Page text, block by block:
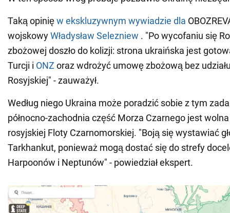
Taką opinięw ekskluzywnym wywiadzie dla
wojskowyWładysław Selezniew . "Po wycofaniu się
zbożowej doszło do kolizji: strona ukraińska jest
Turcji i ONZ oraz wdrożyć umowę zbożową bez
Rosyjskiej" - zauważył.
Według niego Ukraina może poradzić sobie z tym
północno-zachodnia część Morza Czarnego jest
rosyjskiej Floty Czarnomorskiej. "Boją się wystawiać
Tarkhankut, ponieważ mogą dostać się do strefy
Harpoonów i Neptunów" - powiedział ekspert.